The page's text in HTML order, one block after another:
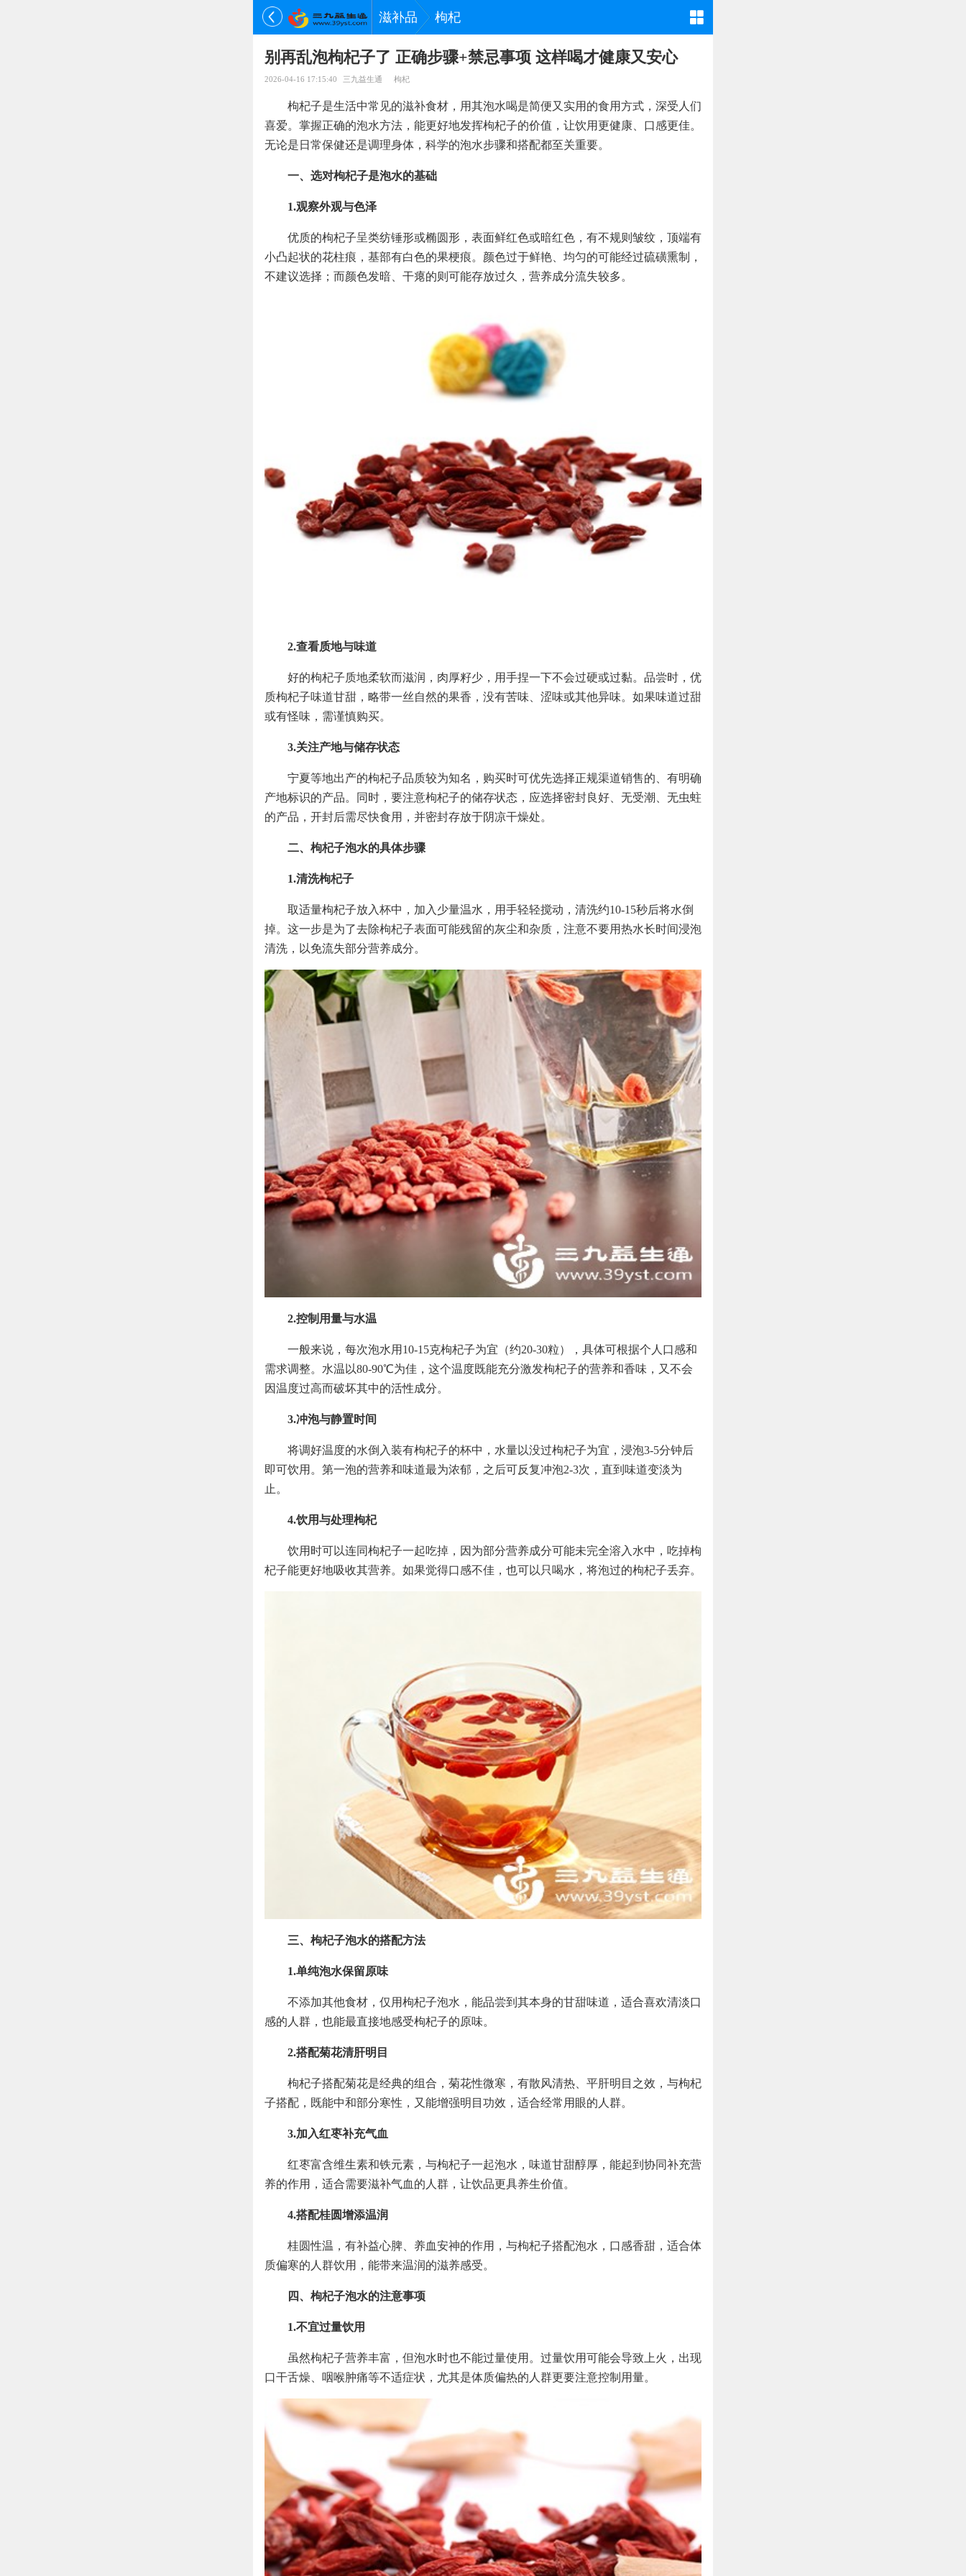
滋补品 枸杞
别再乱泡枸杞子了 正确步骤+禁忌事项 这样喝才健康又安心
2026-04-16 17:15:40 三九益生通 枸杞
枸杞子是生活中常见的滋补食材，用其泡水喝是简便又实用的食用方式，深受人们
喜爱。掌握正确的泡水方法，能更好地发挥枸杞子的价值，让饮用更健康、口感更佳。
无论是日常保健还是调理身体，科学的泡水步骤和搭配都至关重要。
一、选对枸杞子是泡水的基础
1.观察外观与色泽
优质的枸杞子呈类纺锤形或椭圆形，表面鲜红色或暗红色，有不规则皱纹，顶端有
小凸起状的花柱痕，基部有白色的果梗痕。颜色过于鲜艳、均匀的可能经过硫磺熏制，
不建议选择；而颜色发暗、干瘪的则可能存放过久，营养成分流失较多。
2.查看质地与味道
好的枸杞子质地柔软而滋润，肉厚籽少，用手捏一下不会过硬或过黏。品尝时，优
质枸杞子味道甘甜，略带一丝自然的果香，没有苦味、涩味或其他异味。如果味道过甜
或有怪味，需谨慎购买。
3.关注产地与储存状态
宁夏等地出产的枸杞子品质较为知名，购买时可优先选择正规渠道销售的、有明确
产地标识的产品。同时，要注意枸杞子的储存状态，应选择密封良好、无受潮、无虫蛀
的产品，开封后需尽快食用，并密封存放于阴凉干燥处。
二、枸杞子泡水的具体步骤
1.清洗枸杞子
取适量枸杞子放入杯中，加入少量温水，用手轻轻搅动，清洗约10-15秒后将水倒
掉。这一步是为了去除枸杞子表面可能残留的灰尘和杂质，注意不要用热水长时间浸泡
清洗，以免流失部分营养成分。
2.控制用量与水温
一般来说，每次泡水用10-15克枸杞子为宜（约20-30粒），具体可根据个人口感和
需求调整。水温以80-90℃为佳，这个温度既能充分激发枸杞子的营养和香味，又不会
因温度过高而破坏其中的活性成分。
3.冲泡与静置时间
将调好温度的水倒入装有枸杞子的杯中，水量以没过枸杞子为宜，浸泡3-5分钟后
即可饮用。第一泡的营养和味道最为浓郁，之后可反复冲泡2-3次，直到味道变淡为
止。
4.饮用与处理枸杞
饮用时可以连同枸杞子一起吃掉，因为部分营养成分可能未完全溶入水中，吃掉枸
杞子能更好地吸收其营养。如果觉得口感不佳，也可以只喝水，将泡过的枸杞子丢弃。
三、枸杞子泡水的搭配方法
1.单纯泡水保留原味
不添加其他食材，仅用枸杞子泡水，能品尝到其本身的甘甜味道，适合喜欢清淡口
感的人群，也能最直接地感受枸杞子的原味。
2.搭配菊花清肝明目
枸杞子搭配菊花是经典的组合，菊花性微寒，有散风清热、平肝明目之效，与枸杞
子搭配，既能中和部分寒性，又能增强明目功效，适合经常用眼的人群。
3.加入红枣补充气血
红枣富含维生素和铁元素，与枸杞子一起泡水，味道甘甜醇厚，能起到协同补充营
养的作用，适合需要滋补气血的人群，让饮品更具养生价值。
4.搭配桂圆增添温润
桂圆性温，有补益心脾、养血安神的作用，与枸杞子搭配泡水，口感香甜，适合体
质偏寒的人群饮用，能带来温润的滋养感受。
四、枸杞子泡水的注意事项
1.不宜过量饮用
虽然枸杞子营养丰富，但泡水时也不能过量使用。过量饮用可能会导致上火，出现
口干舌燥、咽喉肿痛等不适症状，尤其是体质偏热的人群更要注意控制用量。